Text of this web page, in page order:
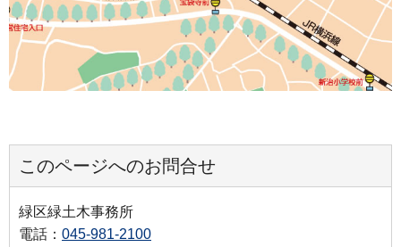
このページへのお問合せ
緑区緑土木事務所
電話： 045-981-2100